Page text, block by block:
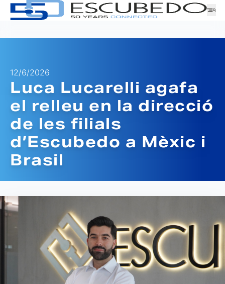
SERIE
FAMÍLIA
Empresa
Logística
Productes
Notícies
Descàrregues
ATENCIÓ AL CLIENT
12/6/2026
Luca Lucarelli agafa
el relleu en la direcció
de les filials
d’Escubedo a Mèxic i
Brasil